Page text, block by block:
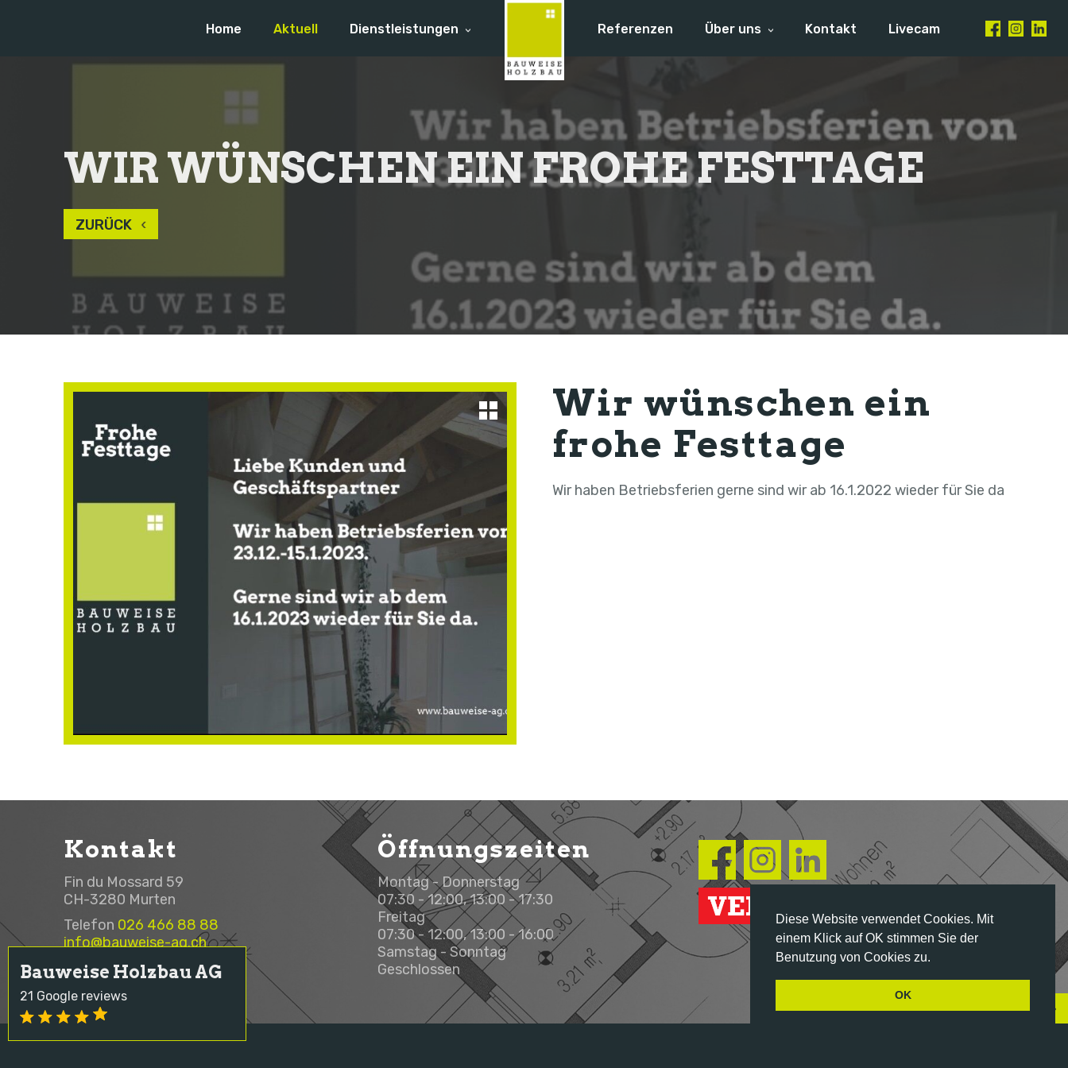
Diese Website verwendet Cookies. Mit
einem Klick auf OK stimmen Sie der
Benutzung von Cookies zu.
OK
Home Aktuell Dienstleistungen Referenzen Über uns Kontakt Livecam
WIR WÜNSCHEN EIN FROHE FESTTAGE
ZURÜCK
Wir wünschen ein
frohe Festtage
Wir haben Betriebsferien gerne sind wir ab 16.1.2022 wieder für Sie da
Kontakt
Fin du Mossard 59
CH-3280 Murten
Telefon 026 466 88 88
info@bauweise-ag.ch
Öffnungszeiten
Montag - Donnerstag
07:30 - 12:00, 13:00 - 17:30
Freitag
07:30 - 12:00, 13:00 - 16:00
Samstag - Sonntag
Geschlossen
NACH OBEN
Bauweise Holzbau AG
21 Google reviews